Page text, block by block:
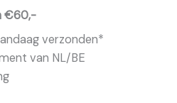
€60,-
verzonden*
van NL/BE